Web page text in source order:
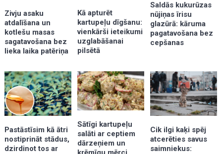
Zivju asaku
atdalīšana un
kotlešu masas
sagatavošana bez
lieka laika patēriņa
Kā apturēt
kartupeļu dīgšanu:
vienkārši ieteikumi
uzglabāšanai
pilsētā
Saldās kukurūzas
nūjiņas īrisu
glazūrā: kāruma
pagatavošana bez
cepšanas
Pastāstīsim kā ātri
nostiprināt stādus,
dzirdinot tos ar
Sātīgi kartupeļu
salāti ar ceptiem
dārzeņiem un
Cik ilgi kaķi spēj
atcerēties savus
saimniekus: